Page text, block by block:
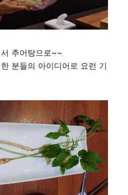
추어탕으로~~
분들의 아이디어로 요런 기